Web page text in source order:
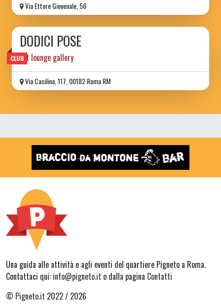
Via Ettore Giovenale, 56
CLUB
DODICI POSE
art lounge gallery
Via Casilina, 117, 00182 Roma RM
Una guida alle attività e agli eventi del quartiere Pigneto a Roma.
Contattaci qui: info@pigneto.it o dalla pagina Contatti
© Pigneto.it 2022 / 2026